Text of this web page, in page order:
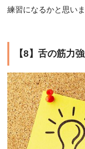
練習になるかと思いま
【8】舌の筋力